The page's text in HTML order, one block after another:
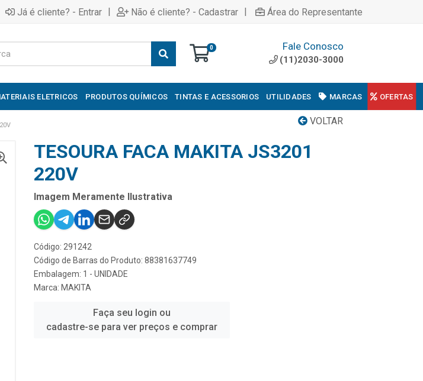
Já é cliente? - Entrar | Não é cliente? - Cadastrar | Área do Representante
0 Fale Conosco
(11)2030-3000
ELETRICOS PRODUTOS QUÍMICOS TINTAS E ACESSORIOS UTILIDADES MARCAS OFERTAS
VOLTAR
TESOURA FACA MAKITA JS3201
220V
Imagem Meramente Ilustrativa
Código: 291242
Código de Barras do Produto: 88381637749
Embalagem: 1 - UNIDADE
Marca: MAKITA
Faça seu login ou
cadastre-se para ver preços e comprar